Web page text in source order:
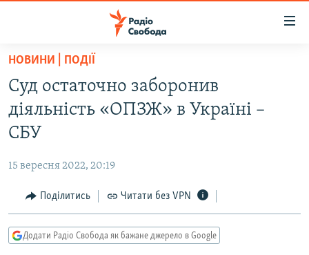
Перейти
основного
матеріалу
Перейти
до
основної
навігації
Перейти
до
пошуку
РАДІО СВОБОДА – 70 РОКІВ
ВСЕ ЗА ДОБУ
СТАТТІ
ЕКОНОМІКА
СУСПІЛЬСТВО
РОСІЙСЬКА «ФІЛЬТРАЦІЯ»
ДОНБАС.РЕАЛІЇ
ТИ ЯК?
НОВИНИ | ПОДІЇ
Суд остаточно заборонив
діяльність «ОПЗЖ» в Україні –
СБУ
15 вересня 2022, 20:19
Поділитись Читати без VPN
Додати Радіо Свобода як бажане джерело в Google